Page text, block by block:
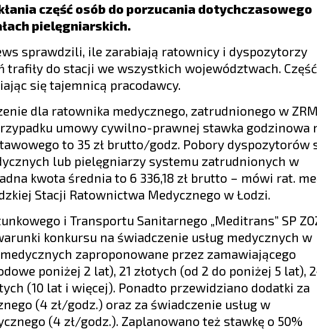
część osób do porzucania dotychczasowego
pielęgniarskich.
sprawdzili, ile zarabiają ratownicy i dyspozytorzy
do stacji we wszystkich województwach.
się tajemnicą pracodawcy.
dla ratownika medycznego, zatrudnionego w
umowy cywilno-prawnej stawka godzinowa
to 35 zł brutto/godz. Pobory dyspozytorów
lub pielęgniarzy systemu zatrudnionych w
kwota średnia to 6 336,18 zł brutto – mówi rat.
Stacji Ratownictwa Medycznego w Łodzi.
i Transportu Sanitarnego „Meditrans” SP
konkursu na świadczenie usług medycznych w
zaproponowane przez zamawiającego
poniżej 2 lat), 21 złotych (od 2 do poniżej 5 lat),
(10 lat i więcej). Ponadto przewidziano dodatki za
(4 zł/godz.) oraz za świadczenie usług w
(4 zł/godz.). Zaplanowano też stawkę o 50%